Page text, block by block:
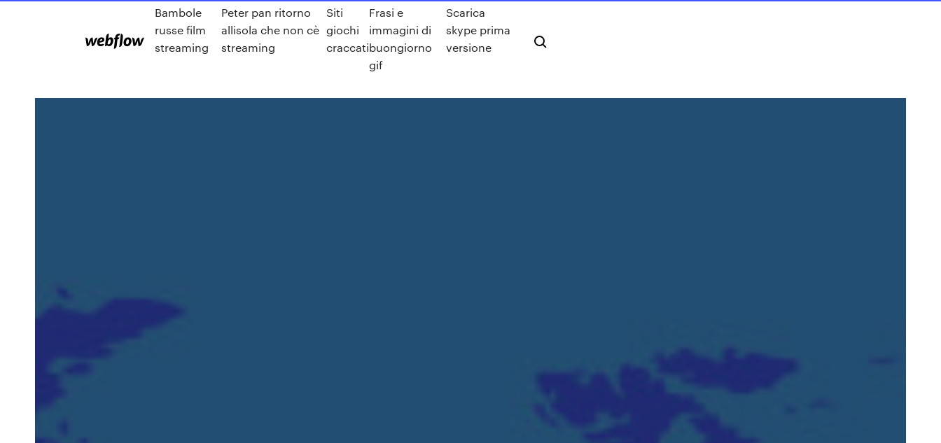
Bambole
russe film
streaming
Peter pan ritorno
allisola che non cè
streaming
Siti
giochi
craccati
Frasi e
immagini di
buongiorno
gif
Scarica
skype prima
versione